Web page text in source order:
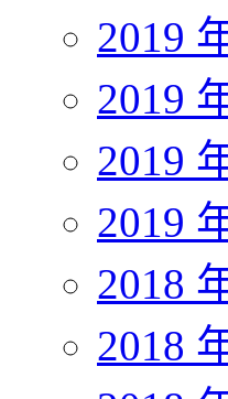
2019
2019
2019
2019
2018
2018